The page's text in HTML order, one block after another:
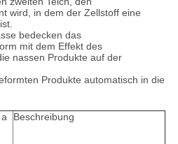
wird, in dem der Zellstoff eine
bedecken das
mit dem Effekt des
nassen Produkte auf der
Produkte automatisch in die
Beschreibung